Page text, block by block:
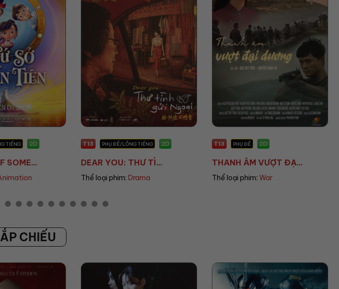
TIẾNG 2D
TÌ...
Drama
T13 PHỤ ĐỀ 2D
THANH ÂM VƯỢT ĐẠ...
Thể loại phim:War
T16 PHỤ ĐỀ 2D
KIJSADA PARADISE...
Thể loại phim:Horror
CHIẾU